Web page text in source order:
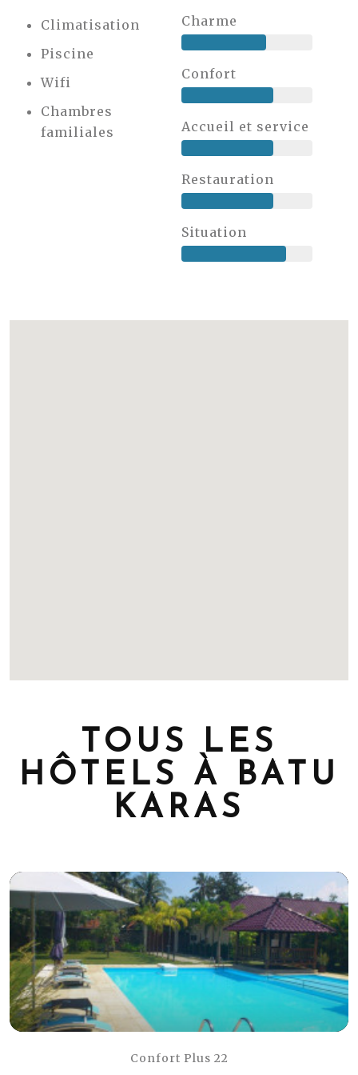
Climatisation
Piscine
Wifi
Chambres
familiales
Charme
Confort
Accueil et service
Restauration
Situation
TOUS LES
HÔTELS À BATU
KARAS
Confort Plus 22